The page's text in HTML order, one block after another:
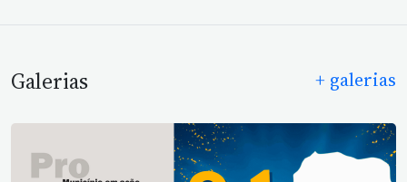
Galerias + galerias